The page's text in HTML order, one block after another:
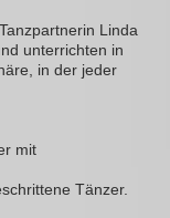
Linda
unterrichten in
in der jeder
mit
Tänzer.